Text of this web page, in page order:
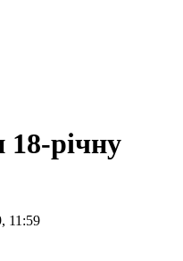
18-річну
11:59